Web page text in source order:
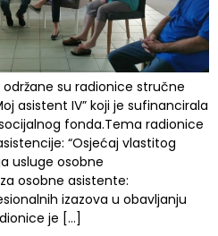
održane su radionice stručne
asistent IV” koji je sufinancirala
fonda.Tema radionice
“Osjećaj vlastitog
usluge osobne
osobne asistente:
izazova u obavljanju
je […]